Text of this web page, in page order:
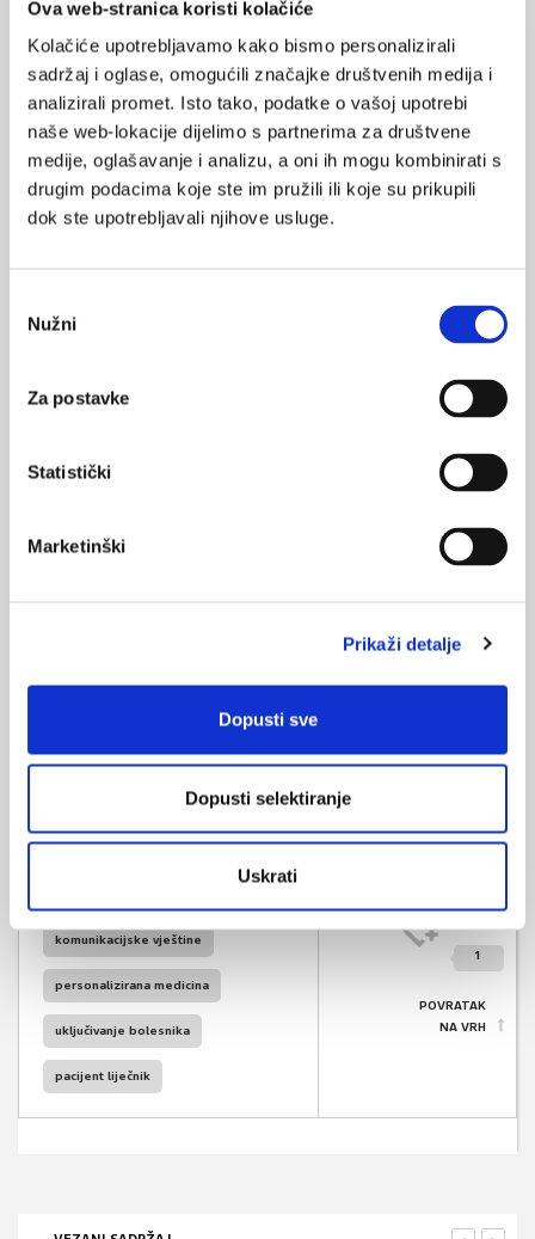
Ova web-stranica koristi kolačiće
Kolačiće upotrebljavamo kako bismo personalizirali
sadržaj i oglase, omogućili značajke društvenih medija i
analizirali promet. Isto tako, podatke o vašoj upotrebi
naše web-lokacije dijelimo s partnerima za društvene
medije, oglašavanje i analizu, a oni ih mogu kombinirati s
drugim podacima koje ste im pružili ili koje su prikupili
dok ste upotrebljavali njihove usluge.
pristanka
Nužni
Za postavke
Statistički
Marketinški
Prikaži detalje
Dopusti sve
Dopusti selektiranje
Uskrati
depresiju bolesnika.
Edukacija iz komunikacijskih vještina
Komunikacija zahtijeva znanje, kompetenciju i tehničke vještine
udružene s entuzijazmom i odgovornošću, ali uz stalnu svijest
da i mi kao zdravstveni djelatnici nosimo svoju anksioznost,
liječnici koji se sami osjećaju nedovoljno kompetentnima u
zadovoljstvo poslom koji rade. Zahtjevnost i specifičnost
svakodnevnog posla liječnika čini nužnom potrebu edukacije iz
I dok brojna istraživanja i klinička praksa u svijetu ukazuju na
tima koji rade s bolesnicima s neizlječivim bolestima i njihovo
stalno usavršavanje u tom području koje utječe na sam ishod
poslijediplomska edukacija zdravstvenih profesionalaca o
komunikacijskim vještinama u palijativnoj medicini, iako postoje
naznake skorog uvođenja ovih programa.
komunikacija liječnik
komunikacijske vještine
personalizirana medicina
uključivanje bolesnika
pacijent liječnik
1
POVRATAK
NA VRH